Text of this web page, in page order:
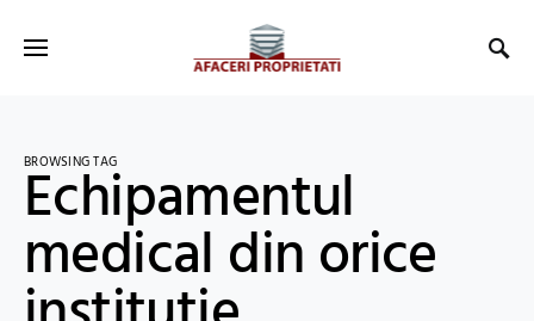
BROWSING TAG
Echipamentul
medical din orice